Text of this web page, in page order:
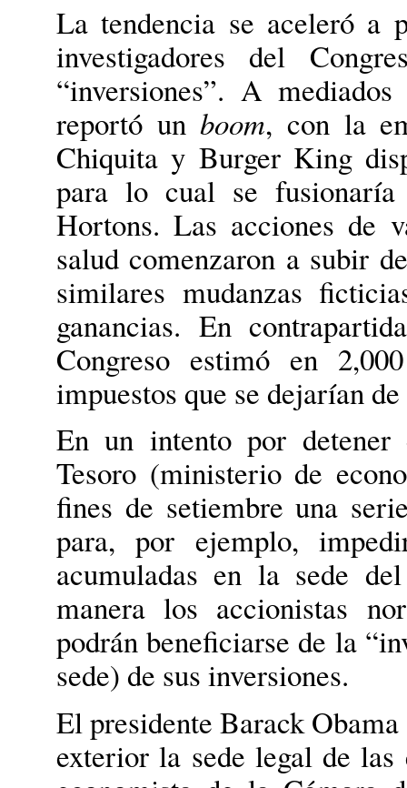
La tendencia se aceleró a
investigadores del
“inversiones”. A
reportó unboom, con la
Chiquita y Burger King
para lo cual se
Hortons. Las acciones de
salud comenzaron a subir
similares mudanzas
ganancias. En
Congreso estimó en
impuestos que se dejarían
En un intento por detener
Tesoro (ministerio de
fines de setiembre una
para, por ejemplo,
acumuladas en la sede
manera los accionistas
podrán beneficiarse de la
sede) de sus inversiones.
El presidente Barack
exterior la sede legal de